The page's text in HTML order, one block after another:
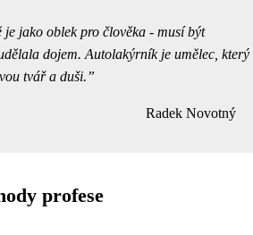
je jako oblek pro člověka - musí být
dojem. Autolakýrník je umělec, který
tvář a duši.
Radek Novotný
profese